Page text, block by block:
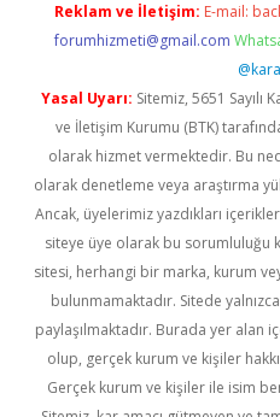
Reklam ve İletişim: E-mail:
forumhizmeti@gmail.com
Yasal Uyarı: Sitemiz, 5651 Sayılı
ve İletişim Kurumu (BTK)
olarak hizmet vermektedir. Bu
olarak denetleme veya araştırma
Ancak, üyelerimiz yazdıkları
siteye üye olarak bu sorumluluğu
sitesi, herhangi bir marka, kurum
bulunmamaktadır. Sitede
paylaşılmaktadır. Burada yer alan
olup, gerçek kurum ve kişiler
Gerçek kurum ve kişiler ile isim